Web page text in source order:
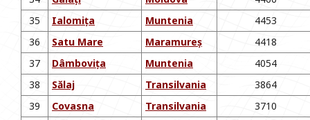
35
Ialomița Muntenia
4453
36
Satu Mare Maramureș
4418
37
Dâmbovița Muntenia
4054
38
Sălaj Transilvania
3864
39
Covasna Transilvania
3710